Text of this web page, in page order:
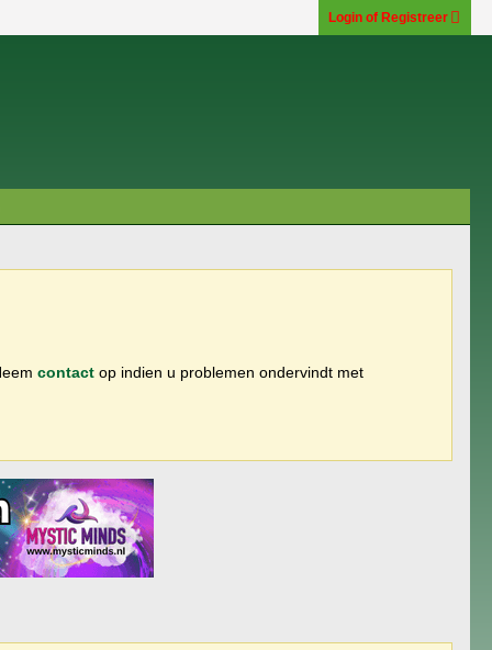
Login of Registreer
contact op indien u problemen ondervindt met